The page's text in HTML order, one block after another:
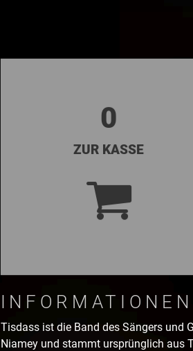
0
ZUR KASSE
INFORMATIONEN
Tisdass ist die Band des Sängers und
Niamey und stammt ursprünglich aus